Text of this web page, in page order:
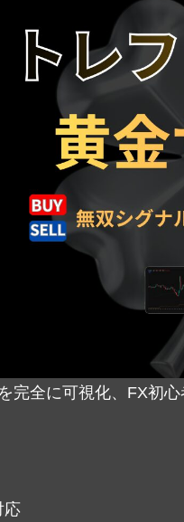
完全に可視化、FX初
応